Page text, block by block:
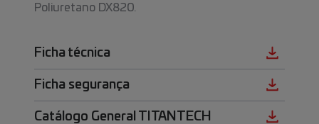
Poliuretano DX820.
Ficha técnica
Ficha segurança
Catálogo General TITANTECH